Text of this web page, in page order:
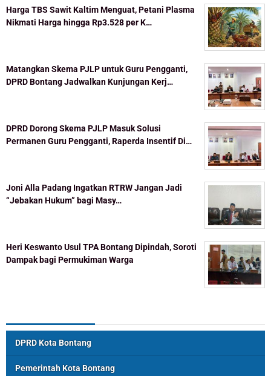
Harga TBS Sawit Kaltim Menguat, Petani Plasma
Nikmati Harga hingga Rp3.528 per K…
Matangkan Skema PJLP untuk Guru Pengganti,
DPRD Bontang Jadwalkan Kunjungan Kerj…
DPRD Dorong Skema PJLP Masuk Solusi
Permanen Guru Pengganti, Raperda Insentif Di…
Joni Alla Padang Ingatkan RTRW Jangan Jadi
“Jebakan Hukum” bagi Masy…
Heri Keswanto Usul TPA Bontang Dipindah, Soroti
Dampak bagi Permukiman Warga
DPRD Kota Bontang
Pemerintah Kota Bontang